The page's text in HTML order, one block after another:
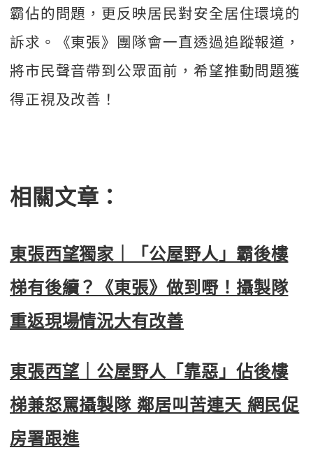
霸佔的問題，更反映居民對安全居住環境的
訴求。《東張》團隊會一直透過追蹤報道，
將市民聲音帶到公眾面前，希望推動問題獲
得正視及改善！
相關文章：
東張西望獨家｜「公屋野人」霸後樓
梯有後續？《東張》做到嘢！攝製隊
重返現場情況大有改善
東張西望｜公屋野人「靠惡」佔後樓
梯兼怒罵攝製隊 鄰居叫苦連天 網民促
房署跟進